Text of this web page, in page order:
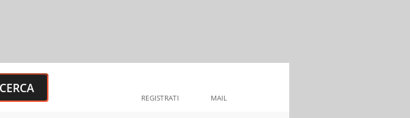
MAIL
REGISTRATI